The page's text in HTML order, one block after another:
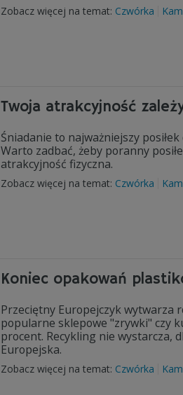
Zobacz więcej na temat: Czwórka
Twoja atrakcyjność
Śniadanie to najważniejszy
Warto zadbać, żeby poranny
atrakcyjność fizyczna.
Zobacz więcej na temat: Czwórka
Koniec opakowań
Przeciętny Europejczyk wytwarza
popularne sklepowe "zrywki" czy
procent. Recykling nie wystarcza,
Europejska.
Zobacz więcej na temat: Czwórka